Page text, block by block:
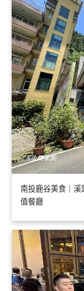
南投鹿谷美食｜溪
值餐廳